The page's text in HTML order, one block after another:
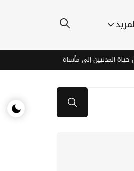
إلى مأساة